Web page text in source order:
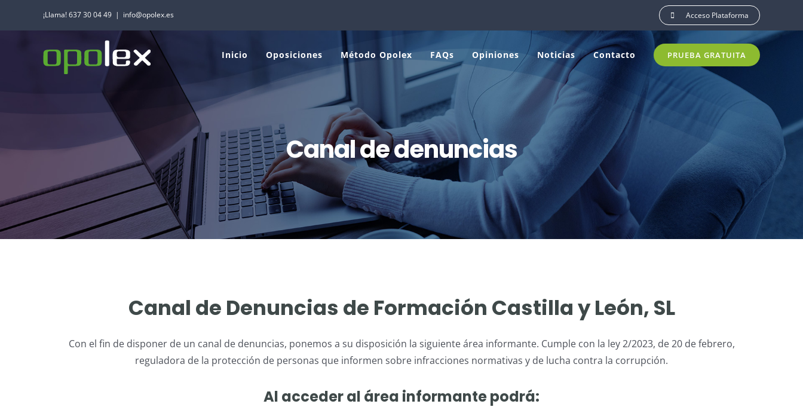
¡Llama! 637 30 04 49 | info@opolex.es Acceso Plataforma
Inicio Oposiciones Método Opolex FAQs Opiniones Noticias Contacto PRUEBA GRATUITA
Canal de denuncias
Canal de Denuncias de Formación Castilla y León, SL
Con el fin de disponer de un canal de denuncias, ponemos a su disposición la siguiente área informante. Cumple con la ley 2/2023, de 20 de febrero,
reguladora de la protección de personas que informen sobre infracciones normativas y de lucha contra la corrupción.
Al acceder al área informante podrá: